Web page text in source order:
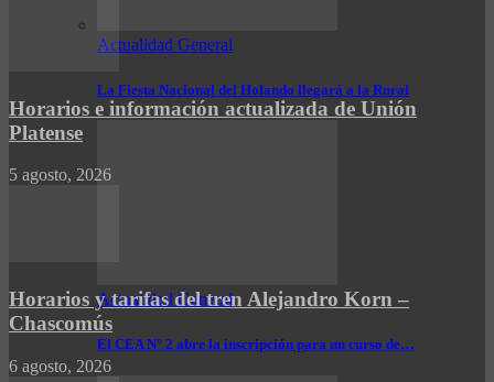
Actualidad General
La Fiesta Nacional del Holando llegará a la Rural
Actualidad General
El CEA N° 2 abre la inscripción para un curso de…
Horarios e información actualizada de Unión
Platense
5 agosto, 2026
Horarios y tarifas del tren Alejandro Korn –
Chascomús
6 agosto, 2026